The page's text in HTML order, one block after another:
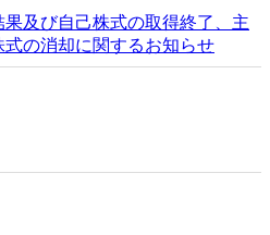
及び自己株式の取得終了、主
の消却に関するお知らせ